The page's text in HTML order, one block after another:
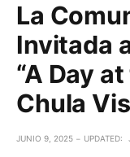
La
Invitada
“A Day
Chula
JUNIO 9, 2025 UPDATED: